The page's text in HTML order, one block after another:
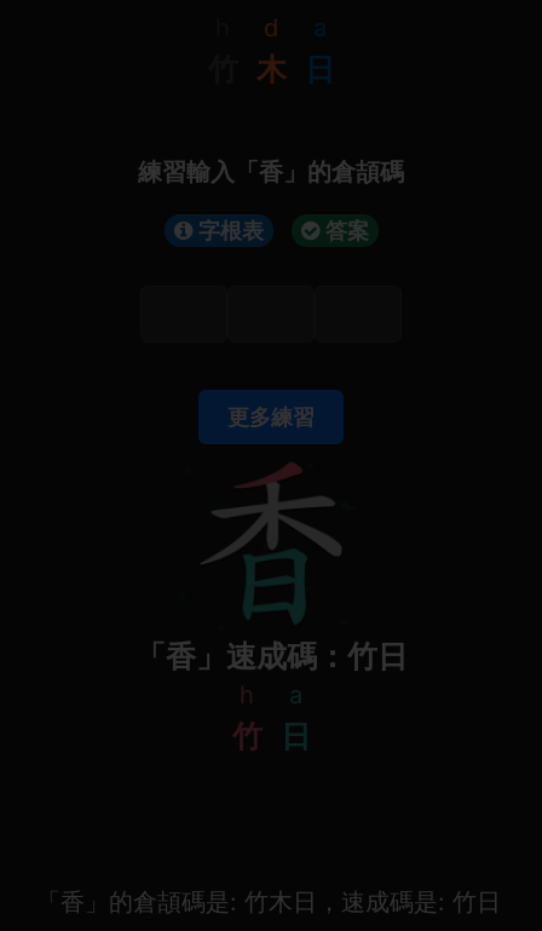
d
木
a
日
練習輸入「香」的倉頡碼
字根表 答案
更多練習
「香」速成碼：竹日
h
竹
a
日
「香」的倉頡碼是: 竹木日，速成碼是: 竹日